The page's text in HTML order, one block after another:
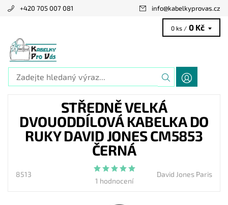
+420 705 007 081 info@kabelkyprovas.cz
0 ks / 0 Kč
STŘEDNĚ VELKÁ
DVOUODDÍLOVÁ KABELKA DO
RUKY DAVID JONES CM5853
ČERNÁ
8513
1 hodnocení
David Jones Paris